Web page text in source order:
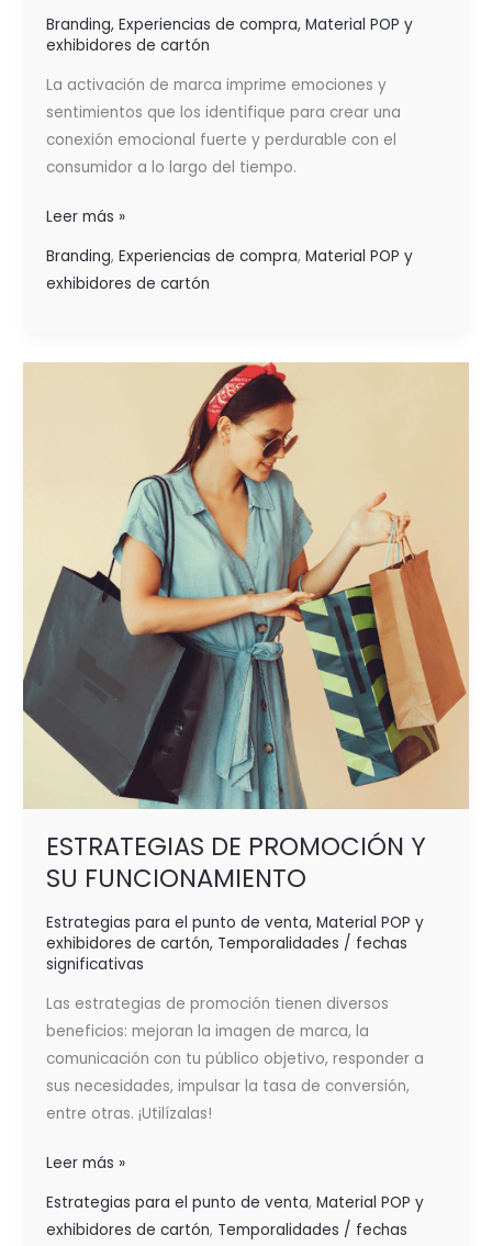
Branding, Experiencias de compra, Material POP y
exhibidores de cartón
La activación de marca imprime emociones y
sentimientos que los identifique para crear una
conexión emocional fuerte y perdurable con el
consumidor a lo largo del tiempo.
Leer más »
Branding, Experiencias de compra, Material POP y
exhibidores de cartón
ESTRATEGIAS DE PROMOCIÓN Y
SU FUNCIONAMIENTO
Estrategias para el punto de venta, Material POP y
exhibidores de cartón, Temporalidades / fechas
significativas
Las estrategias de promoción tienen diversos
beneficios: mejoran la imagen de marca, la
comunicación con tu público objetivo, responder a
sus necesidades, impulsar la tasa de conversión,
entre otras. ¡Utilízalas!
FUNCIONAMIENTO
Leer más »
Estrategias para el punto de venta, Material POP y
exhibidores de cartón, Temporalidades / fechas